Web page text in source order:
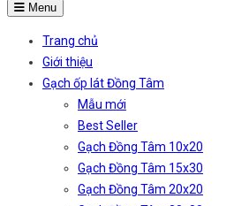
Menu
Trang chủ
Giới thiệu
Gạch ốp lát Đồng Tâm
Mẫu mới
Best Seller
Gạch Đồng Tâm 10x20
Gạch Đồng Tâm 15x30
Gạch Đồng Tâm 20x20